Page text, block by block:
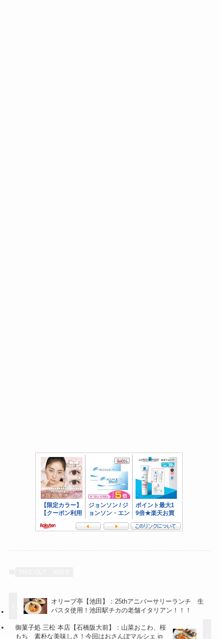
オリーブ亭【池田】：25thアニバーサリーランチ 生
パスタ使用！池田駅チカの老舗イタリアン！！！
御菓子処 三松 本店【石橋阪大前】：山菜おこわ、桜
もち 素朴な美味しさ！今回はおさんぽマルシェ in